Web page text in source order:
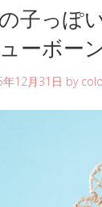
子っぽ
ーボー
年12月31日 by